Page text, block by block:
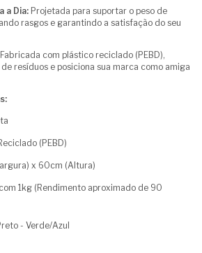
a Dia: Projetada para suportar o peso de
rasgos e garantindo a satisfação do seu
Fabricada com plástico reciclado (PEBD),
resíduos e posiciona sua marca como amiga
(PEBD)
x 60cm (Altura)
1kg (Rendimento aproximado de 90
- Verde/Azul